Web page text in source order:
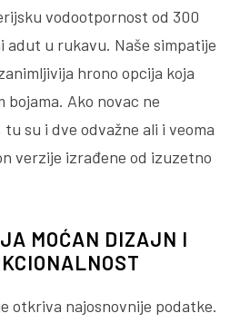
vodootpornost od 300
adut u rukavu. Naše simpatije
hrono opcija koja
Ako novac ne
su i dve odvažne ali i veoma
verzije izrađene od izuzetno
MOĆAN DIZAJN I
otkriva najosnovnije podatke.